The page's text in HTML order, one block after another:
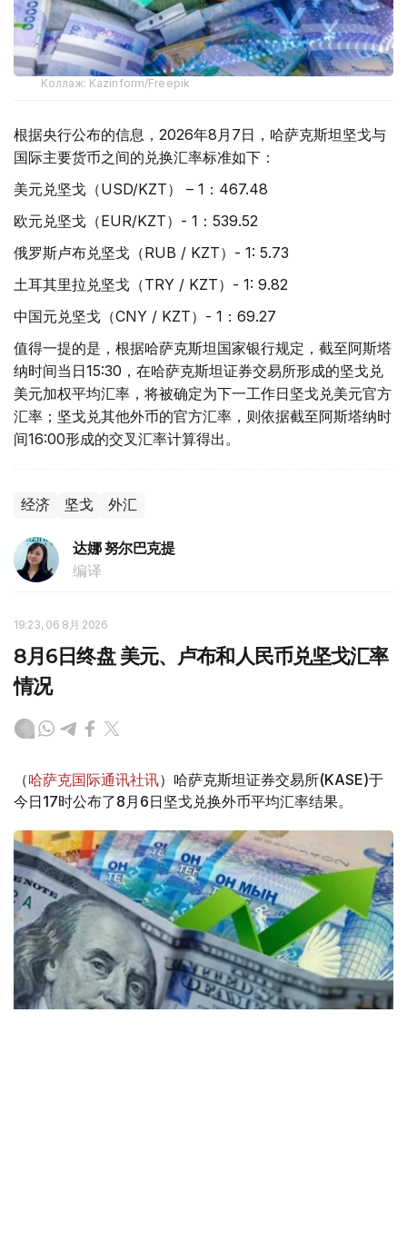
Коллаж: Kazinform/Freepik
根据央行公布的信息，2026年8月7日，哈萨克斯坦坚戈与
国际主要货币之间的兑换汇率标准如下：
美元兑坚戈（USD/KZT） – 1：467.48
欧元兑坚戈（EUR/KZT）- 1：539.52
俄罗斯卢布兑坚戈（RUB / KZT）- 1: 5.73
土耳其里拉兑坚戈（TRY / KZT）- 1: 9.82
中国元兑坚戈（CNY / KZT）- 1：69.27
值得一提的是，根据哈萨克斯坦国家银行规定，截至阿斯塔
纳时间当日15:30，在哈萨克斯坦证券交易所形成的坚戈兑
美元加权平均汇率，将被确定为下一工作日坚戈兑美元官方
汇率；坚戈兑其他外币的官方汇率，则依据截至阿斯塔纳时
间16:00形成的交叉汇率计算得出。
经济 坚戈 外汇
达娜 努尔巴克提
编译
19:23, 06 8月 2026
8月6日终盘 美元、卢布和人民币兑坚戈汇率
情况
（哈萨克国际通讯社讯）哈萨克斯坦证券交易所(KASE)于
今日17时公布了8月6日坚戈兑换外币平均汇率结果。